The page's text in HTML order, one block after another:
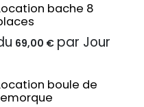
bache 8
69,00 € par Jour
boule de